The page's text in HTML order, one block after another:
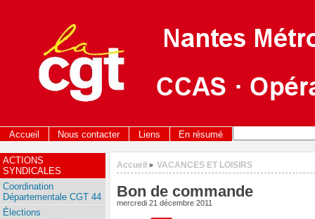
Accueil Nous contacter Liens En résumé
Accueil > VACANCES ET LOISIRS
Bon de commande
mercredi 21 décembre 2011
ACTIONS
SYNDICALES
Coordination
Départementale CGT 44
Élections